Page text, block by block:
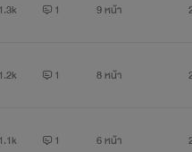
1.3k 1 9 หน้า
1.2k 1 8 หน้า
1.1k 1 6 หน้า